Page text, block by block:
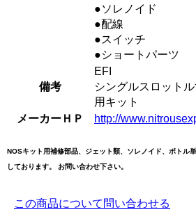
●ソレノイド
●配線
●スイッチ
●ショートパーツ
備考
EFI
シングルスロット
用キット
メーカーＨＰ
http://
NOSキット用補修部品、ジェット類、ソレノイド、ボトル
しております。 お問い合わせ下さい。
この商品について問い合わせる